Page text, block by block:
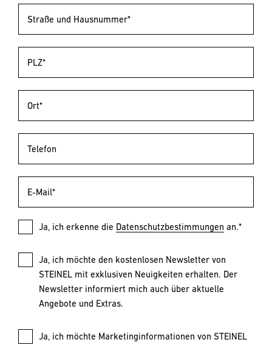
Straße und Hausnummer*
PLZ*
Ort*
Telefon
E-Mail*
Ja, ich erkenne die Datenschutzbestimmungen an.*
Ja, ich möchte den kostenlosen Newsletter von
STEINEL mit exklusiven Neuigkeiten erhalten. Der
Newsletter informiert mich auch über aktuelle
Angebote und Extras.
Ja, ich möchte Marketinginformationen von STEINEL